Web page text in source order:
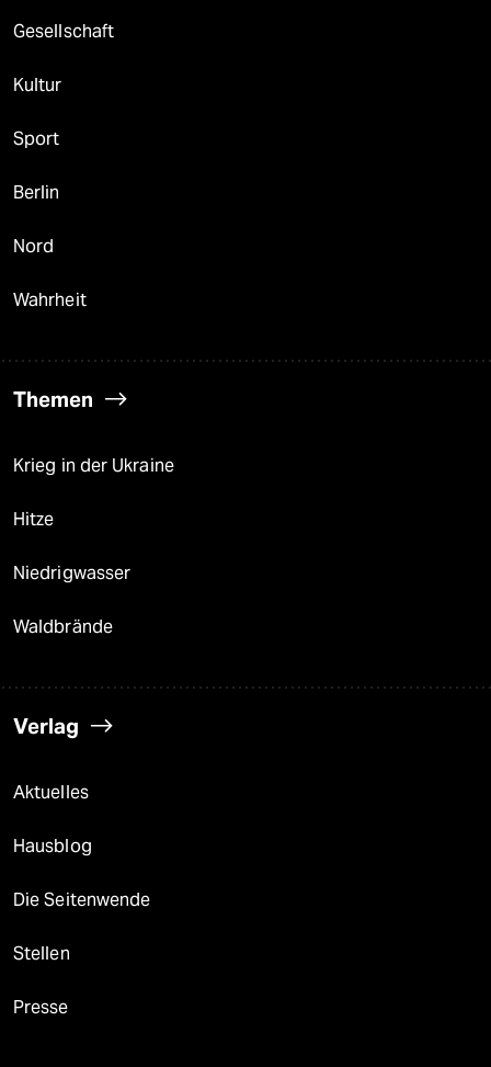
Gesellschaft
Kultur
Sport
Berlin
Nord
Wahrheit
Themen
Krieg in der Ukraine
Hitze
Niedrigwasser
Waldbrände
Verlag
Aktuelles
Hausblog
Die Seitenwende
Stellen
Presse